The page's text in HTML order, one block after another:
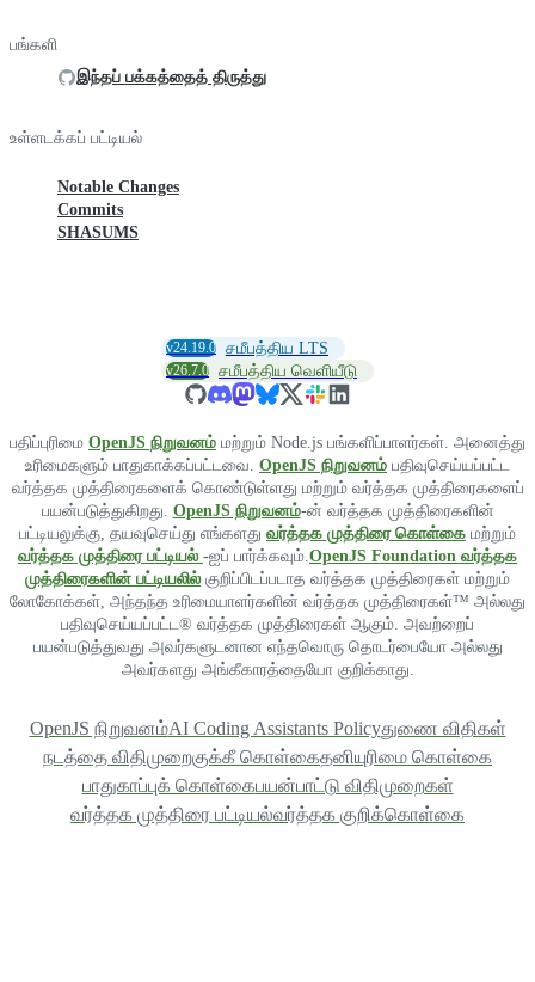
பங்களி
இந்தப் பக்கத்தைத் திருத்து
உள்ளடக்கப் பட்டியல்
Notable Changes
Commits
SHASUMS
v24.19.0 சமீபத்திய LTS
v26.7.0 சமீபத்திய வெளியீடு
பதிப்புரிமை OpenJS நிறுவனம் மற்றும் Node.js பங்களிப்பாளர்கள். அனைத்து
உரிமைகளும் பாதுகாக்கப்பட்டவை. OpenJS நிறுவனம் பதிவுசெய்யப்பட்ட
வர்த்தக முத்திரைகளைக் கொண்டுள்ளது மற்றும் வர்த்தக முத்திரைகளைப்
பயன்படுத்துகிறது. OpenJS நிறுவனம்-ன் வர்த்தக முத்திரைகளின்
பட்டியலுக்கு, தயவுசெய்து எங்களது வர்த்தக முத்திரை கொள்கை மற்றும்
வர்த்தக முத்திரை பட்டியல் -ஐப் பார்க்கவும்.OpenJS Foundation வர்த்தக
முத்திரைகளின் பட்டியலில் குறிப்பிடப்படாத வர்த்தக முத்திரைகள் மற்றும்
லோகோக்கள், அந்தந்த உரிமையாளர்களின் வர்த்தக முத்திரைகள்™ அல்லது
பதிவுசெய்யப்பட்ட® வர்த்தக முத்திரைகள் ஆகும். அவற்றைப்
பயன்படுத்துவது அவர்களுடனான எந்தவொரு தொடர்பையோ அல்லது
அவர்களது அங்கீகாரத்தையோ குறிக்காது.
OpenJS நிறுவனம்AI Coding Assistants Policyதுணை விதிகள்
நடத்தை விதிமுறைகுக்கீ கொள்கைதனியுரிமை கொள்கை
பாதுகாப்புக் கொள்கைபயன்பாட்டு விதிமுறைகள்
வர்த்தக முத்திரை பட்டியல்வர்த்தக குறிக்கொள்கை